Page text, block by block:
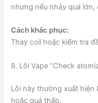
nhưng nếu nhảy quá
Cách khắc phục:
Thay coil hoặc kiểm tra
8. Lỗi Vape “Check
Lỗi này thường xuất hiện
hoặc quá thấp.